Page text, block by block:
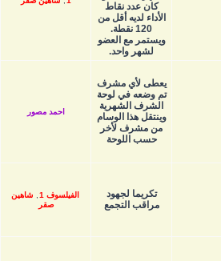
كان عدد نقاط
الأداء لديه أقل من
120 نقطة.
ويستمر مع العضو
لشهر واحد.
يعطى لأي مشرف
تم وضعه في لوحة
الشرف الشهرية
وينتقل هذا الوسام
من مشرف لأخر
حسب اللوحة
احمد مصور
تكريما لجهود
مراقب التجمع
الفيلسوف 1
شاهين
صقر